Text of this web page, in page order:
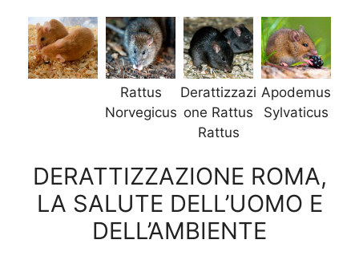
Rattus
Norvegicus
Derattizzazi
one Rattus
Rattus
Apodemus
Sylvaticus
DERATTIZZAZIONE ROMA,
LA SALUTE DELL’UOMO E
DELL’AMBIENTE